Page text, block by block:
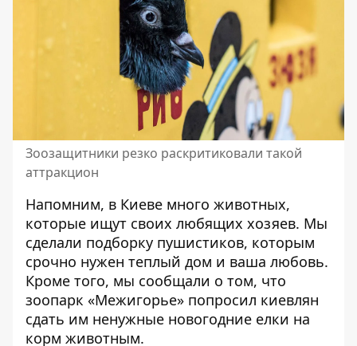
Зоозащитники резко раскритиковали такой
аттракцион
Напомним, в Киеве много животных,
которые ищут своих любящих хозяев. Мы
сделали подборку пушистиков, которым
срочно нужен теплый дом и ваша любовь.
Кроме того, мы сообщали о том, что
зоопарк «Межигорье» попросил киевлян
сдать им ненужные новогодние елки на
корм животным.